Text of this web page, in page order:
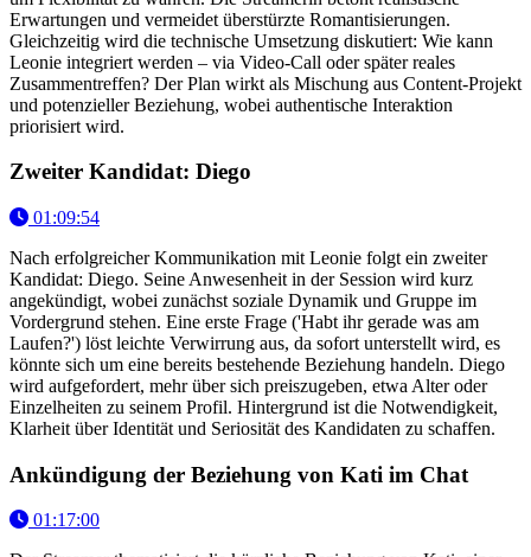
Erwartungen und vermeidet überstürzte Romantisierungen.
Gleichzeitig wird die technische Umsetzung diskutiert: Wie kann
Leonie integriert werden – via Video-Call oder später reales
Zusammentreffen? Der Plan wirkt als Mischung aus Content-Projekt
und potenzieller Beziehung, wobei authentische Interaktion
priorisiert wird.
Zweiter Kandidat: Diego
01:09:54
Nach erfolgreicher Kommunikation mit Leonie folgt ein zweiter
Kandidat: Diego. Seine Anwesenheit in der Session wird kurz
angekündigt, wobei zunächst soziale Dynamik und Gruppe im
Vordergrund stehen. Eine erste Frage ('Habt ihr gerade was am
Laufen?') löst leichte Verwirrung aus, da sofort unterstellt wird, es
könnte sich um eine bereits bestehende Beziehung handeln. Diego
wird aufgefordert, mehr über sich preiszugeben, etwa Alter oder
Einzelheiten zu seinem Profil. Hintergrund ist die Notwendigkeit,
Klarheit über Identität und Seriosität des Kandidaten zu schaffen.
Ankündigung der Beziehung von Kati im Chat
01:17:00